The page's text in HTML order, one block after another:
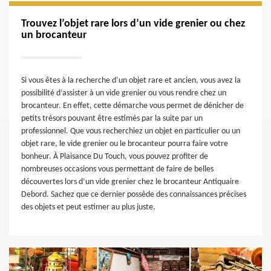
Trouvez l’objet rare lors d’un vide grenier ou chez
un brocanteur
Si vous êtes à la recherche d’un objet rare et ancien, vous avez la
possibilité d’assister à un vide grenier ou vous rendre chez un
brocanteur. En effet, cette démarche vous permet de dénicher de
petits trésors pouvant être estimés par la suite par un
professionnel. Que vous recherchiez un objet en particulier ou un
objet rare, le vide grenier ou le brocanteur pourra faire votre
bonheur. À Plaisance Du Touch, vous pouvez profiter de
nombreuses occasions vous permettant de faire de belles
découvertes lors d’un vide grenier chez le brocanteur Antiquaire
Debord. Sachez que ce dernier possède des connaissances précises
des objets et peut estimer au plus juste.